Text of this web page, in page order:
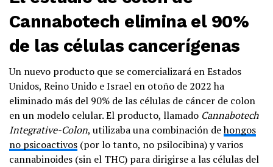
Cannabotech elimina el 90%
de las células cancerígenas
Un nuevo producto que se comercializará en Estados
Unidos, Reino Unido e Israel en otoño de 2022 ha
eliminado más del 90% de las células de cáncer de colon
en un modelo celular. El producto, llamado Cannabotech
Integrative-Colon, utilizaba una combinación dehongos
no psicoactivos (por lo tanto, no psilocibina) y varios
cannabinoides (sin el THC) para dirigirse a las células del